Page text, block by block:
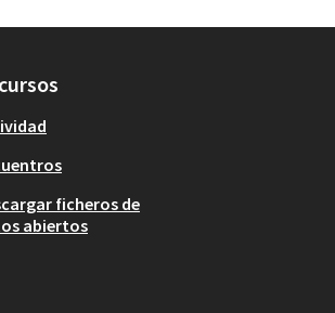
ficheros de
abiertos